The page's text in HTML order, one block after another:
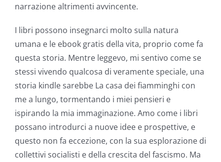
narrazione altrimenti avvincente.
I libri possono insegnarci molto sulla natura
umana e le ebook gratis della vita, proprio come fa
questa storia. Mentre leggevo, mi sentivo come se
stessi vivendo qualcosa di veramente speciale, una
storia kindle sarebbe La casa dei fiamminghi con
me a lungo, tormentando i miei pensieri e
ispirando la mia immaginazione. Amo come i libri
possano introdurci a nuove idee e prospettive, e
questo non fa eccezione, con la sua esplorazione di
collettivi socialisti e della crescita del fascismo. Ma